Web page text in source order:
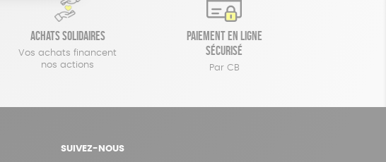
Achats solidaires
Vos achats financent
nos actions
Paiement en ligne
sécurisé
Par CB
SUIVEZ-NOUS